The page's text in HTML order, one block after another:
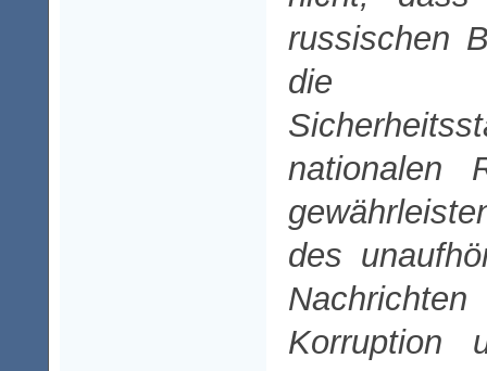
russischen
die
nationalen
des
Korruption